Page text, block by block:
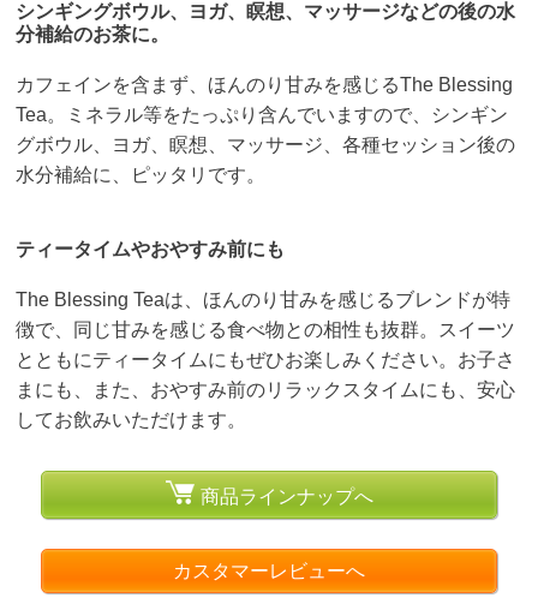
シンギングボウル、ヨガ、瞑想、マッサージなどの後の水
分補給のお茶に。
カフェインを含まず、ほんのり甘みを感じるThe Blessing
Tea。ミネラル等をたっぷり含んでいますので、シンギン
グボウル、ヨガ、瞑想、マッサージ、各種セッション後の
水分補給に、ピッタリです。
ティータイムやおやすみ前にも
The Blessing Teaは、ほんのり甘みを感じるブレンドが特
徴で、同じ甘みを感じる食べ物との相性も抜群。スイーツ
とともにティータイムにもぜひお楽しみください。お子さ
まにも、また、おやすみ前のリラックスタイムにも、安心
してお飲みいただけます。
商品ラインナップへ
カスタマーレビューへ